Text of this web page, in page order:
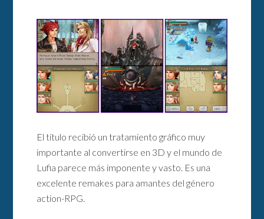
El título recibió un tratamiento gráfico muy
importante al convertirse en 3D y el mundo de
Lufia parece más imponente y vasto. Es una
excelente remakes para amantes del género
action-RPG.